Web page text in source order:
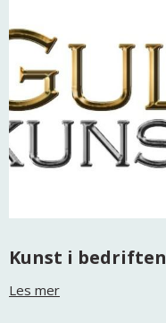
Kunst i bedriften
Les mer